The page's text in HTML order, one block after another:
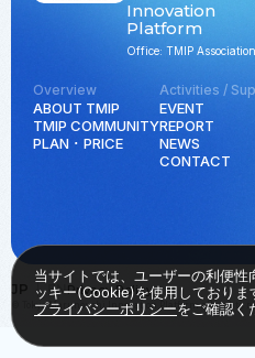
Innovation
Platform
Office: TMIP Association
Overview
ABOUT TMIP
TMIP COMMUNITY
PLAN ･ PRICE
Activities /
EVENT
REPORT
NEWS
CONTACT
JP ENPrivacy Policy
© Tokyo Marunouchi Innovation Platform all rights
当サイトでは、ユーザーの利便性
ッキー(Cookie)を使用しておりま
プライバシーポリシーをご確認く